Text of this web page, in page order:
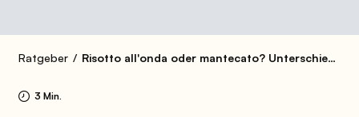
Ratgeber Risotto all'onda oder mantecato? Unterschiede und Tipps!
3 Min.